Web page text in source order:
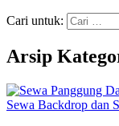
Cari untuk:
Arsip
Sewa Backdrop dan